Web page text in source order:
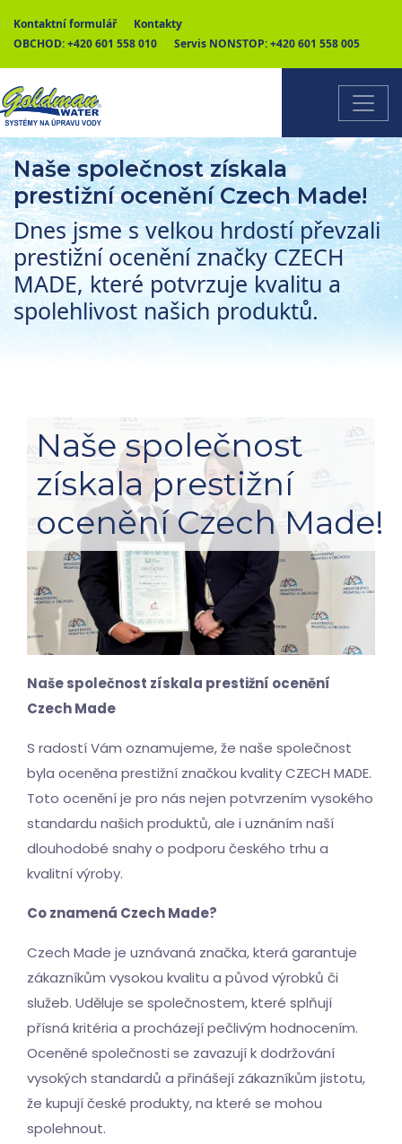
Kontaktní formulář
Kontakty
OBCHOD:+420 601 558 010 Servis NONSTOP:+420 601 558 005
Naše společnost získala
prestižní ocenění Czech Made!
Dnes jsme s velkou hrdostí převzali
prestižní ocenění značky CZECH
MADE, které potvrzuje kvalitu a
spolehlivost našich produktů.
Naše společnost
získala prestižní
ocenění Czech Made!
Naše společnost získala prestižní ocenění
Czech Made
S radostí Vám oznamujeme, že naše společnost
byla oceněna prestižní značkou kvality CZECH MADE.
Toto ocenění je pro nás nejen potvrzením vysokého
standardu našich produktů, ale i uznáním naší
dlouhodobé snahy o podporu českého trhu a
kvalitní výroby.
Co znamená Czech Made?
Czech Made je uznávaná značka, která garantuje
zákazníkům vysokou kvalitu a původ výrobků či
služeb. Uděluje se společnostem, které splňují
přísná kritéria a procházejí pečlivým hodnocením.
Oceněné společnosti se zavazují k dodržování
vysokých standardů a přinášejí zákazníkům jistotu,
že kupují české produkty, na které se mohou
spolehnout.